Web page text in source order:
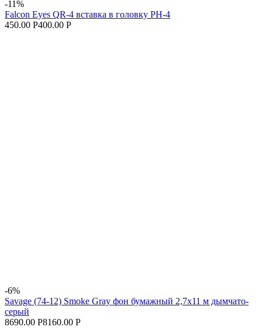
-11%
Falcon Eyes QR-4 вставка в головку PH-4
450.00 Р400.00 Р
-6%
Savage (74-12) Smoke Gray фон бумажный 2,7x11 м дымчато-
серый
8690.00 Р8160.00 Р